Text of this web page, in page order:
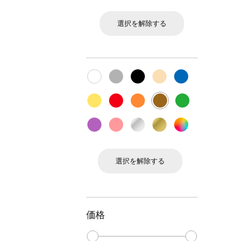
選択を解除する
選択を解除する
価格